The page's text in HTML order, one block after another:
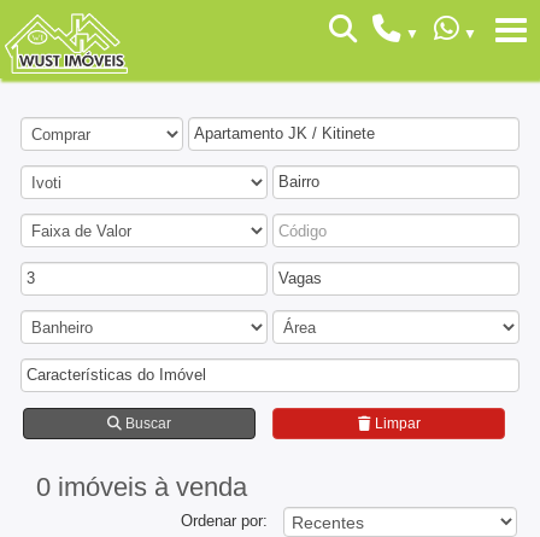
Apartamento JK / Kitinete
Bairro
3 Vagas
Características do Imóvel
Buscar Limpar
0 imóveis à venda
Ordenar por: